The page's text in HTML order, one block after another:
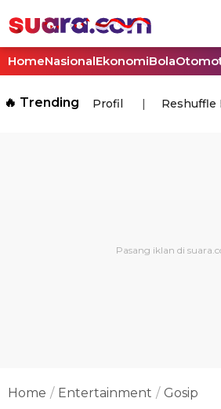
HomeNasionalEkonomiBola
🔥 Trending Profil Reshuffle
Home Entertainment Gosip